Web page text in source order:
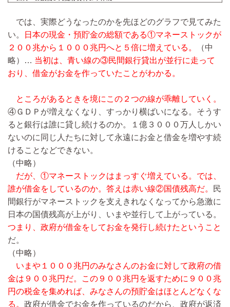
では、実際どうなったのかを先ほどのグラフで見てみた
い。
日本の現金・預貯金の総額である①マネーストックが
２００兆から１０００兆円へと５倍に増えている。
（中
略）… 当初は、青い線の③民間銀行貸出が並行に走って
おり、借金がお金を作っていたことがわかる。
ところがあるときを境にこの２つの線が乖離していく。
④ＧＤＰが増えなくなり、すっかり横ばいになる。そうす
ると銀行は誰に貸し続けるのか。１億３０００万人しかい
ないのに同じ人たちに対して永遠にお金と借金を増やす続
けることなどできない。
（中略）
だが、①マネーストックはまっすぐ増えている。では、
誰が借金をしているのか。答えは赤い線②国債残高だ。
民
間銀行がマネーストックを支えきれなくなってから急激に
日本の国債残高が上がり、いまや並行して上がっている。
つまり、政府が借金をしてお金を発行し続けたということ
だ。
（中略）
いまや１０００兆円のみなさんのお金に対して政府の借
金は９００兆円だ。この９００兆円を返すために９００兆
円の税金を集めれば、みなさんの預貯金はほとんどなくな
る。 政府が借金でお金を作っているのだから、政府が返済